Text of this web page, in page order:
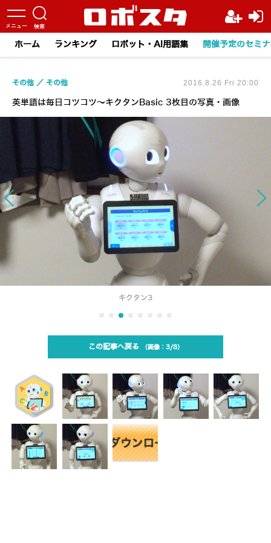
ホーム ランキング ロボット・AI用語集 開催予定のセミ
英単語は毎日コツコツ～キクタンBasic 3枚目の写真・画像
その他 その他 2016.8.26 Fri 20:00
キクタン3
この記事へ戻る 3/8